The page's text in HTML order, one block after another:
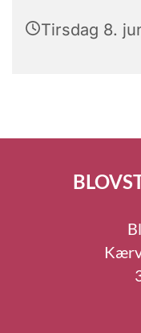
Tirsdag 8.